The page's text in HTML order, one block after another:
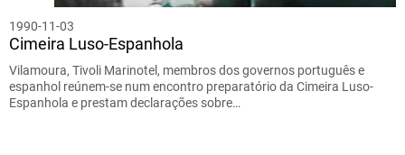
1990-11-03
Cimeira Luso-Espanhola
Vilamoura, Tivoli Marinotel, membros dos governos português e
espanhol reúnem-se num encontro preparatório da Cimeira Luso-
Espanhola e prestam declarações sobre…